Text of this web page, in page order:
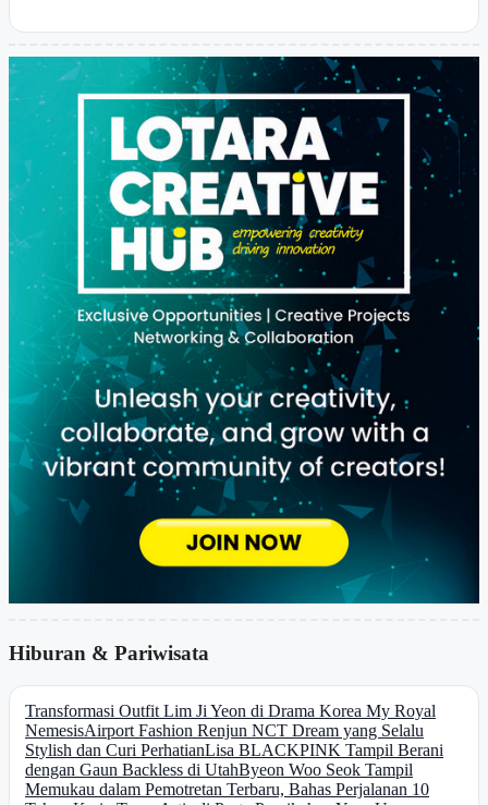
Hiburan & Pariwisata
Transformasi Outfit Lim Ji Yeon di Drama Korea My Royal
NemesisAirport Fashion Renjun NCT Dream yang Selalu
Stylish dan Curi PerhatianLisa BLACKPINK Tampil Berani
dengan Gaun Backless di UtahByeon Woo Seok Tampil
Memukau dalam Pemotretan Terbaru, Bahas Perjalanan 10